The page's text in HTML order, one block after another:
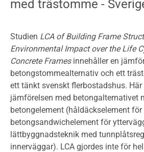
med trästomme -
Studien LCA of Building Frame
Environmental Impact over the Life
Concrete Framesinnehåller en
betongstommealternativ och ett
ett tänkt svenskt flerbostadshus.
jämförelsen med betongalternativet
betongelement (håldäckselement
betongsandwichelement för
lättbyggnadsteknik med
innerväggar). LCA gjordes inte för